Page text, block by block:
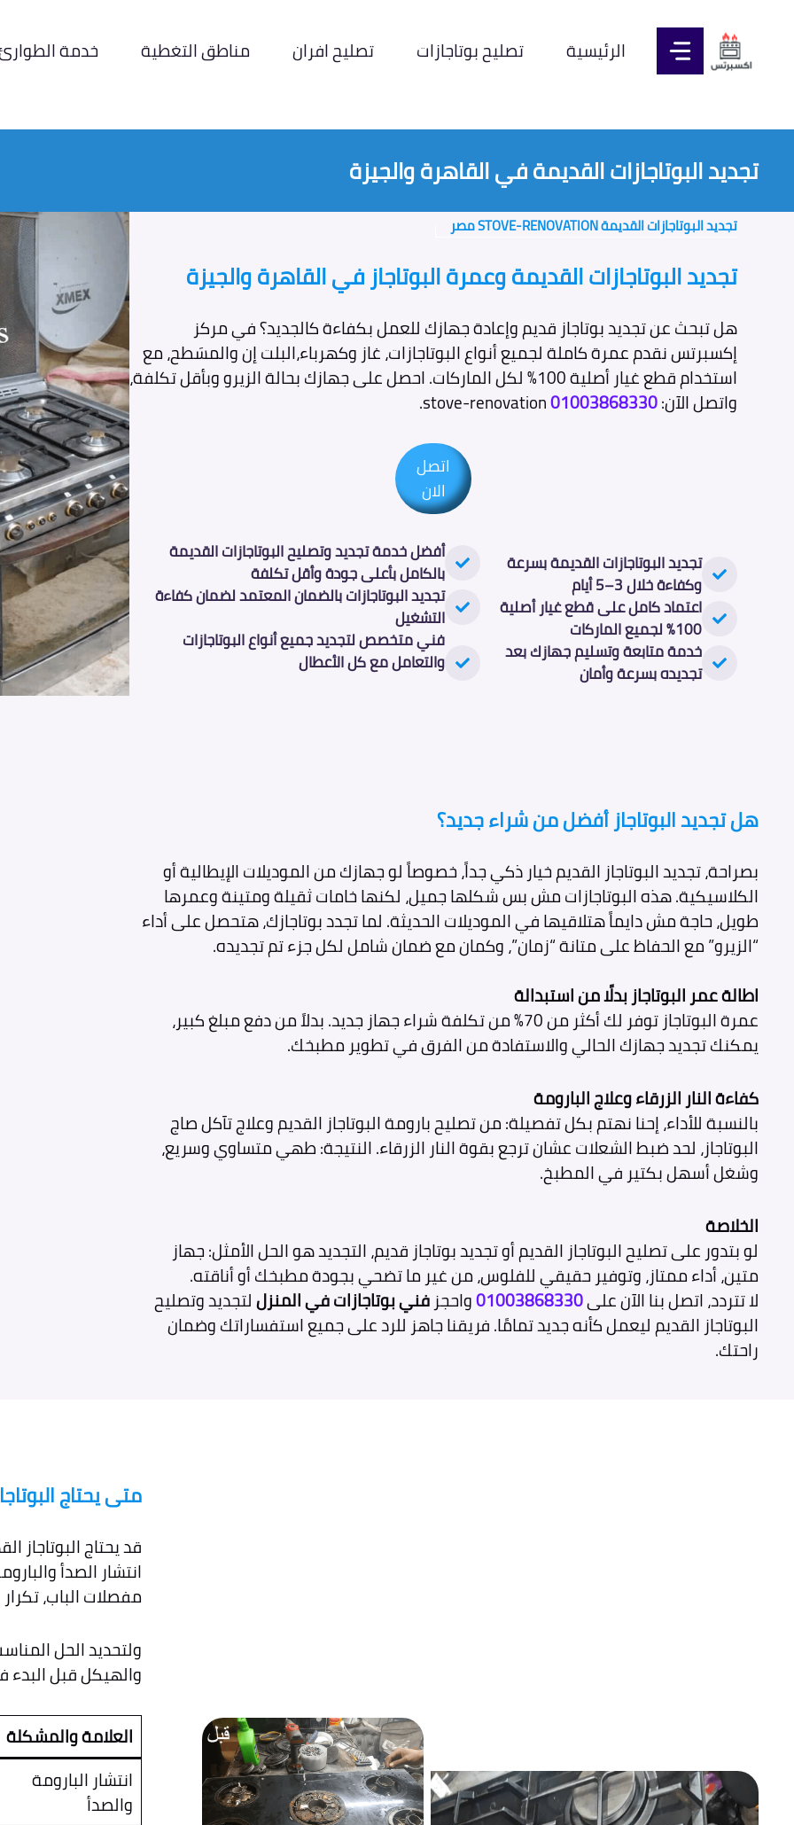
المحتوى الرئيسية تصليح بوتاجازات تصليح افران مناطق التغطية خدمة
تجديد البوتاجازات القديمة في القاهرة والجيزة
تجديد البوتاجازات القديمة STOVE-RENOVATION مصر
تجديد البوتاجازات القديمة وعمرة البوتاجاز في القاهرة والجيزة
هل تبحث عن تجديد بوتاجاز قديم وإعادة جهازك للعمل بكفاءة كالجديد؟ في مركز
إكسبرتس نقدم عمرة كاملة لجميع أنواع البوتاجازات، غاز وكهرباء،البلت إن والمسَطح، مع
استخدام قطع غيار أصلية 100% لكل الماركات. احصل على جهازك بحالة الزيرو وبأقل تكلفة،
واتصل الآن:01003868330
اتصل
الان
تجديد البوتاجازات القديمة بسرعة
وكفاءة خلال 3–5 أيام
اعتماد كامل على قطع غيار أصلية
100% لجميع الماركات
خدمة متابعة وتسليم جهازك بعد
تجديده بسرعة وأمان
أفضل خدمةتجديد وتصليح البوتاجازات القديمة
بالكاملبأعلى جودة وأقل تكلفة
تجديد البوتاجازات بالضمان المعتمد لضمان كفاءة
التشغيل
فني متخصص لتجديد جميع أنواع البوتاجازات
والتعامل مع كل الأعطال
هل تجديد البوتاجاز أفضل من شراء جديد؟
بصراحة، تجديد البوتاجاز القديم خيار ذكي جداً، خصوصاً لو جهازك من الموديلات الإيطالية أو
الكلاسيكية. هذه البوتاجازات مش بس شكلها جميل، لكنها خامات ثقيلة ومتينة وعمرها
طويل، حاجة مش دايماً هتلاقيها في الموديلات الحديثة. لما تجدد بوتاجازك، هتحصل على أداء
“الزيرو” مع الحفاظ على متانة “زمان”، وكمان مع ضمان شامل لكل جزء تم تجديده.
اطالة عمر البوتاجاز بدلًا من استبدالة
عمرة البوتاجاز توفر لك أكثر من 70% من تكلفة شراء جهاز جديد. بدلاً من دفع مبلغ كبير،
يمكنك تجديد جهازك الحالي والاستفادة من الفرق في تطوير مطبخك.
كفاءة النار الزرقاء وعلاج البارومة
بالنسبة للأداء، إحنا نهتم بكل تفصيلة: من تصليح بارومة البوتاجاز القديم وعلاج تآكل صاج
البوتاجاز، لحد ضبط الشعلات عشان ترجع بقوة النار الزرقاء. النتيجة: طهي متساوي وسريع،
وشغل أسهل بكتير في المطبخ.
الخلاصة
لو بتدور على تصليح البوتاجاز القديم أو تجديد بوتاجاز قديم، التجديد هو الحل الأمثل: جهاز
متين، أداء ممتاز، وتوفير حقيقي للفلوس، من غير ما تضحي بجودة مطبخك أو أناقته.
لا تتردد، اتصل بنا الآن على01003868330واحجزفني بوتاجازات في المنزللتجديد وتصليح
البوتاجاز القديم ليعمل كأنه جديد تمامًا. فريقنا جاهز للرد على جميع استفساراتك وضمان
راحتك.
متى يحتاج
قد يحتاج
انتشار الصدأ
مفصلات الباب، تكرار
ولتحديد الحل
والهيكل قبل البدء
العلامة والمشكلة
انتشار البارومة
والصدأ